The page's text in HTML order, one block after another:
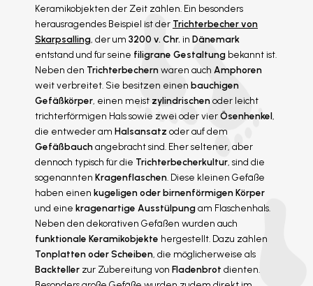
Keramikobjekten der Zeit zählen. Ein besonders
herausragendes Beispiel ist der Trichterbecher von
Skarpsalling, der um 3200 v. Chr. in Dänemark
entstand und für seine filigrane Gestaltung bekannt ist.
Neben den Trichterbechern waren auch Amphoren
weit verbreitet. Sie besitzen einen bauchigen
Gefäßkörper, einen meist zylindrischenoder leicht
trichterförmigen Hals sowie zwei oder vierÖsenhenkel,
die entweder am Halsansatz oder auf dem
Gefäßbauchangebracht sind. Eher seltener, aber
dennoch typisch für die Trichterbecherkultur, sind die
sogenannten Kragenflaschen. Diese kleinen Gefäße
haben einen kugeligen oder birnenförmigen Körper
und eine kragenartige Ausstülpungam Flaschenhals.
Neben den dekorativen Gefäßen wurden auch
funktionale Keramikobjekte hergestellt. Dazu zählen
Tonplatten oder Scheiben, die möglicherweise als
Backteller zur Zubereitung von Fladenbrot dienten.